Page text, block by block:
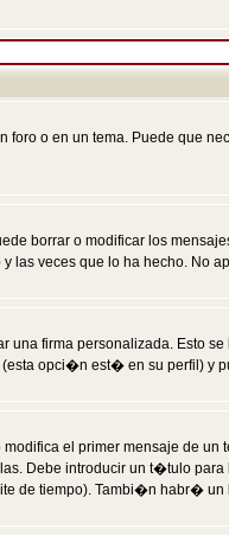
o en un tema. Puede que
borrar o modificar los
veces que lo ha hecho. No
una firma personalizada. Esto
opci�n est� en su perfil) y
el primer mensaje de
Debe introducir un t�tulo
de tiempo). Tambi�n habr�